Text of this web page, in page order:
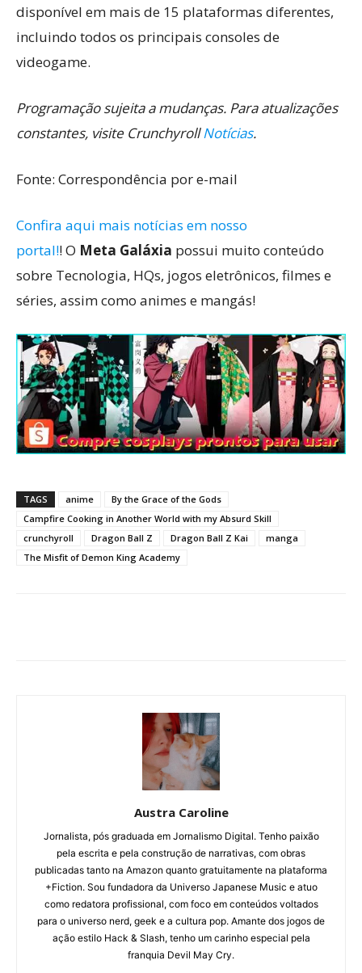
disponível em mais de 15 plataformas diferentes,
incluindo todos os principais consoles de
videogame.
Programação sujeita a mudanças. Para atualizações
constantes, visite CrunchyrollNotícias.
Fonte: Correspondência por e-mail
Confira aqui mais notícias em nosso
portal!! O Meta Galáxia possui muito conteúdo
sobre Tecnologia, HQs, jogos eletrônicos, filmes e
séries, assim como animes e mangás!
TAGS anime
By the Grace of the Gods
Campfire Cooking in Another World with my Absurd Skill
crunchyroll
Dragon Ball Z Dragon Ball Z Kai
manga
The Misfit of Demon King Academy
Austra Caroline
Jornalista, pós graduada em Jornalismo Digital. Tenho paixão
pela escrita e pela construção de narrativas, com obras
publicadas tanto na Amazon quanto gratuitamente na plataforma
+Fiction. Sou fundadora da Universo Japanese Music e atuo
como redatora profissional, com foco em conteúdos voltados
para o universo nerd, geek e a cultura pop. Amante dos jogos de
ação estilo Hack & Slash, tenho um carinho especial pela
franquia Devil May Cry.